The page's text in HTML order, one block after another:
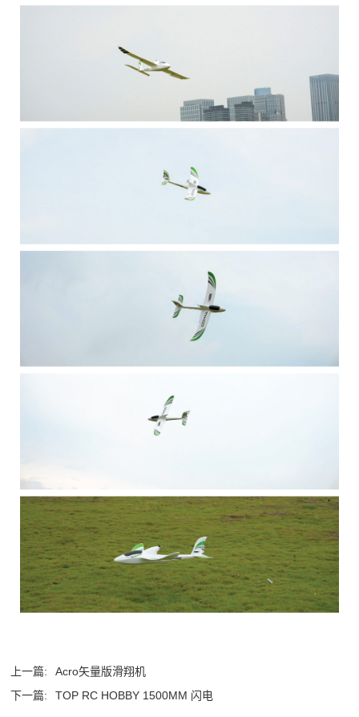
上一篇:
Acro矢量版滑翔机
下一篇:
TOP RC HOBBY 1500MM 闪电